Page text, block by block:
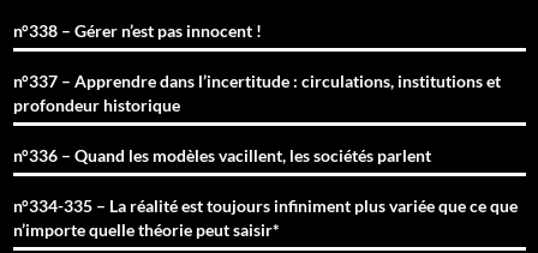
n°338 – Gérer n’est pas innocent !
n°337 – Apprendre dans l’incertitude : circulations, institutions et
profondeur historique
n°336 – Quand les modèles vacillent, les sociétés parlent
n°334-335 – La réalité est toujours infiniment plus variée que ce que
n’importe quelle théorie peut saisir*